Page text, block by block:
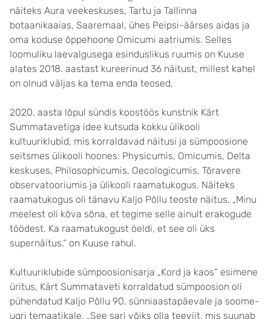
näiteks Aura veekeskuses, Tartu ja Tallinna
botaanikaaias, Saaremaal, ühes Peipsi-äärses aidas ja
oma koduse õppehoone Omicumi aatriumis. Selles
loomuliku laevalgusega esinduslikus ruumis on Kuuse
alates 2018. aastast kureerinud 36 näitust, millest kahel
on olnud väljas ka tema enda teosed.
2020. aasta lõpul sündis koostöös kunstnik Kärt
Summatavetiga idee kutsuda kokku ülikooli
kultuuriklubid, mis korraldavad näitusi ja sümpoosione
seitsmes ülikooli hoones: Physicumis, Omicumis, Delta
keskuses, Philosophicumis, Oecologicumis, Tõravere
observatooriumis ja ülikooli raamatukogus. Näiteks
raamatukogus oli tänavu Kaljo Põllu teoste näitus. „Minu
meelest oli kõva sõna, et tegime selle ainult erakogude
töödest. Ka raamatukogust öeldi, et see oli üks
supernäitus,“ on Kuuse rahul.
Kultuuriklubide sümpoosionisarja „Kord ja kaos“ esimene
üritus, Kärt Summataveti korraldatud sümpoosion oli
pühendatud Kaljo Põllu 90. sünniaastapäevale ja soome-
ugri temaatikale. „See sari võiks olla teeviit, mis suunab